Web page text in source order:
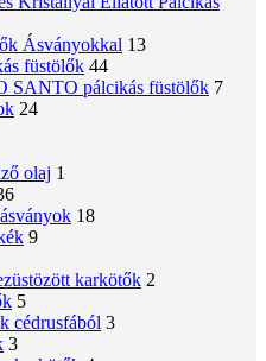
Ásványokkal 13
füstölők 44
SANTO pálcikás füstölők 7
24
olaj 1
18
9
karkötők 2
5
cédrusfából 3
3